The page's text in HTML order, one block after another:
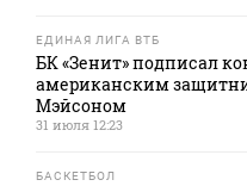
ЕДИНАЯ ЛИГА ВТБ
БК «Зенит» подписал
американским
Мэйсоном
31 июля 12:23
БАСКЕТБОЛ